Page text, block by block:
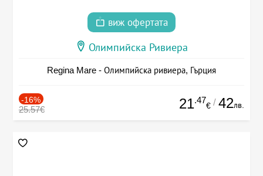
виж офертата
Олимпийска Ривиера
Regina Mare - Олимпийска ривиера, Гърция
-16%
25.57€ 21.47
€ / 42лв.